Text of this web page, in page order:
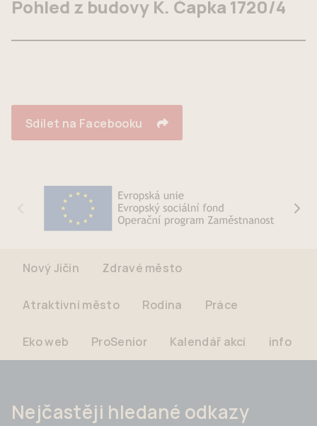
Pohled z budovy K. Čapka 1720/4
Sdílet na Facebooku
Nový Jičín Zdravé město
Atraktivní město Rodina Práce
Eko web ProSenior Kalendář akcí info
Nejčastěji hledané odkazy